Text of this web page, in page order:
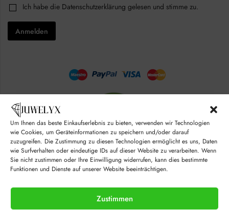
Um Ihnen das beste Einkaufserlebnis zu bieten, verwenden wir Technologien
wie Cookies, um Geräteinformationen zu speichern und/oder darauf
zuzugreifen. Die Zustimmung zu diesen Technologien ermöglicht es uns, Daten
wie Surfverhalten oder eindeutige IDs auf dieser Website zu verarbeiten. Wenn
Sie nicht zustimmen oder Ihre Einwilligung widerrufen, kann dies bestimmte
Funktionen und Dienste auf unserer Website beeinträchtigen.
Zustimmen
lm
i
E
h
k
b
o
x
e
s
C
h
e
k
*
Ich habe die Datenschutzerklärung gelesen und stimme zu.
Anmelden
„David“